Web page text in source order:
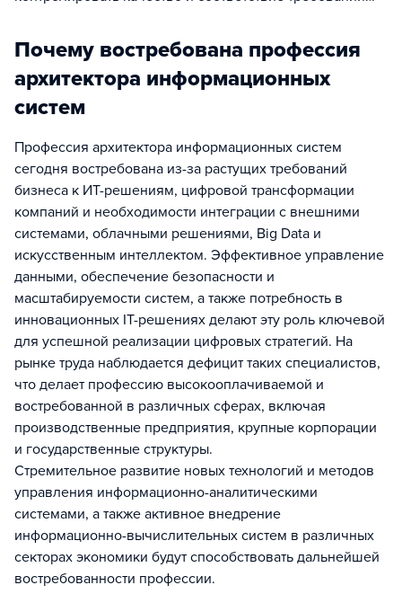
Почему востребована профессия
архитектора информационных
систем
Профессия архитектора информационных систем
сегодня востребована из-за растущих требований
бизнеса к ИТ-решениям, цифровой трансформации
компаний и необходимости интеграции с внешними
системами, облачными решениями, Big Data и
искусственным интеллектом. Эффективное управление
данными, обеспечение безопасности и
масштабируемости систем, а также потребность в
инновационных IT-решениях делают эту роль ключевой
для успешной реализации цифровых стратегий. На
рынке труда наблюдается дефицит таких специалистов,
что делает профессию высокооплачиваемой и
востребованной в различных сферах, включая
производственные предприятия, крупные корпорации
и государственные структуры.
Стремительное развитие новых технологий и методов
управления информационно-аналитическими
системами, а также активное внедрение
информационно-вычислительных систем в различных
секторах экономики будут способствовать дальнейшей
востребованности профессии.